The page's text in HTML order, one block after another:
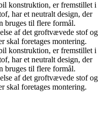
konstruktion, er fremstillet i
har et neutralt design, der
bruges til flere formål.
af det groftvævede stof og
skal foretages montering.
konstruktion, er fremstillet i
har et neutralt design, der
bruges til flere formål.
af det groftvævede stof og
skal foretages montering.